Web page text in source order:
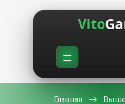
Vito
Главная Выше